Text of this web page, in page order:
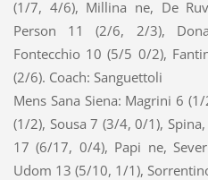
(1/7, 4/6), Millina ne, De
Person 11 (2/6, 2/3),
Fontecchio 10 (5/5 0/2),
(2/6). Coach: Sanguettoli
Mens Sana Siena: Magrini 6
(1/2), Sousa 7 (3/4, 0/1),
17 (6/17, 0/4), Papi ne,
Udom 13 (5/10, 1/1),